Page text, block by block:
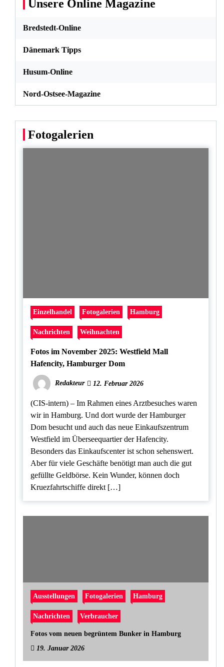
Unsere Online Magazine
Bredstedt-Online
Dänemark Tipps
Husum-Online
Nord-Ostsee-Magazine
Fotogalerien
Einzelhandel Fotogalerien Hamburg
Nachrichten Weihnachten
Fotos im November 2025: Westfield Mall
Hafencity, Hamburger Dom
Redakteur 12. Februar 2026
(CIS-intern) – Im Rahmen eines Arztbesuches waren
wir in Hamburg. Und dort wurde der Hamburger
Dom besucht und auch das neue Einkaufszentrum
Westfield im Überseequartier der Hafencity.
Besonders das Einkaufscenter ist schon sehenswert.
Aber für viele Geschäfte benötigt man auch die gut
gefüllte Geldbörse. Kein Wunder, können doch
Kruezfahrtschiffe direkt […]
Ausstellungen Fotogalerien Hamburg
Nachrichten Verbraucher
Fotos vom neuen begrüntem Bunker in Hamburg
19. Januar 2026